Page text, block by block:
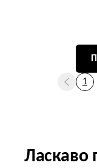
1
Ласкаво